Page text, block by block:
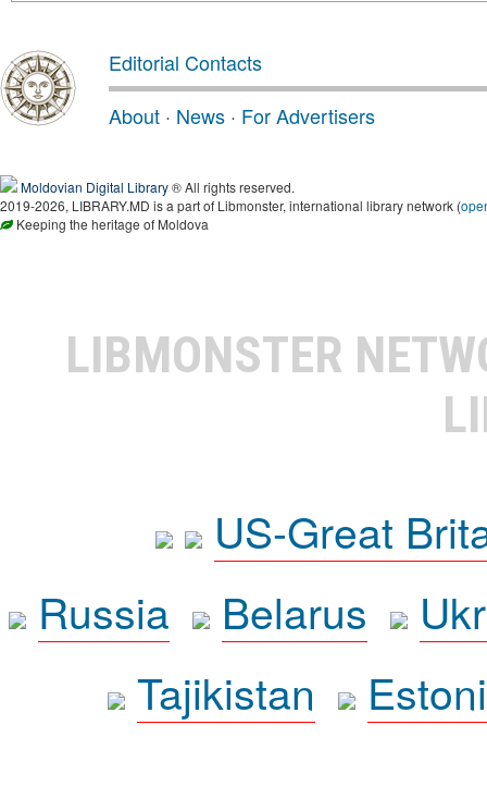
Editorial Contacts
About · News · For Advertisers
Moldovian Digital Library® All rights reserved.
2019-2026, LIBRARY.MD is a part of Libmonster, international library network (
Keeping the heritage of Moldova
LIBMONSTER
US-Great
Russia
Belarus
Tajikistan